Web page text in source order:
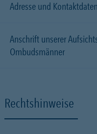
Adresse und Kontaktdaten
Anschrift unserer
Ombudsmänner
Rechtshinweise